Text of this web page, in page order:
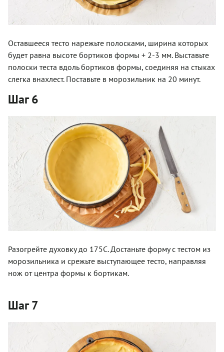
Оставшееся тесто нарежьте полосками, ширина которых
будет равна высоте бортиков формы + 2-3 мм. Выставьте
полоски теста вдоль бортиков формы, соединяя на стыках
слегка внахлест. Поставьте в морозильник на 20 минут.
Шаг 6
Разогрейте духовку до 175С. Достаньте форму с тестом из
морозильника и срежьте выступающее тесто, направляя
нож от центра формы к бортикам.
Шаг 7